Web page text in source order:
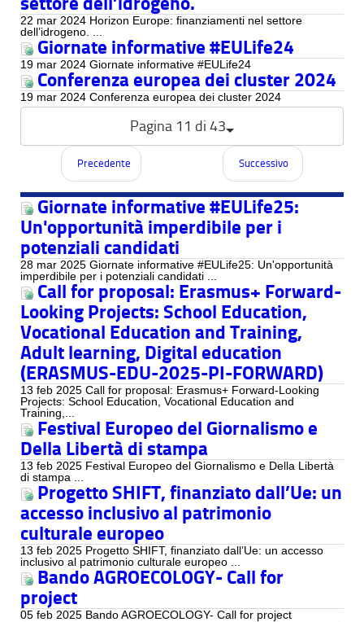
22 mar 2024 Horizon Europe: finanziamenti nel settore
dell’idrogeno. ...
Giornate informative #EULife24
19 mar 2024 Giornate informative #EULife24
Conferenza europea dei cluster 2024
19 mar 2024 Conferenza europea dei cluster 2024
Pagina 11 di 43
Precedente Successivo
Giornate informative #EULife25:
Un'opportunità imperdibile per i
potenziali candidati
28 mar 2025 Giornate informative #EULife25: Un'opportunità
imperdibile per i potenziali candidati ...
Call for proposal: Erasmus+ Forward-
Looking Projects: School Education,
Vocational Education and Training,
Adult learning, Digital education
(ERASMUS-EDU-2025-PI-FORWARD)
13 feb 2025 Call for proposal: Erasmus+ Forward-Looking
Projects: School Education, Vocational Education and
Training,...
Festival Europeo del Giornalismo e
Della Libertà di stampa
13 feb 2025 Festival Europeo del Giornalismo e Della Libertà
di stampa ...
Progetto SHIFT, finanziato dall’Ue: un
accesso inclusivo al patrimonio
culturale europeo
13 feb 2025 Progetto SHIFT, finanziato dall’Ue: un accesso
inclusivo al patrimonio culturale europeo ...
Bando AGROECOLOGY- Call for
project
05 feb 2025 Bando AGROECOLOGY- Call for project